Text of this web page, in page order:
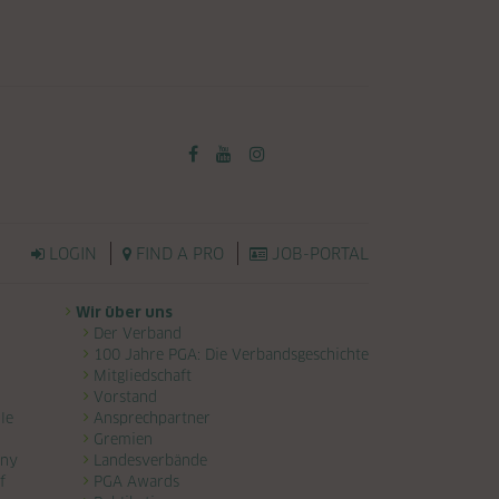
LOGIN FIND A PRO JOB-PORTAL
Wir über uns
Der Verband
100 Jahre PGA: Die Verbandsgeschichte
Mitgliedschaft
Vorstand
Ansprechpartner
Gremien
Landesverbände
PGA Awards